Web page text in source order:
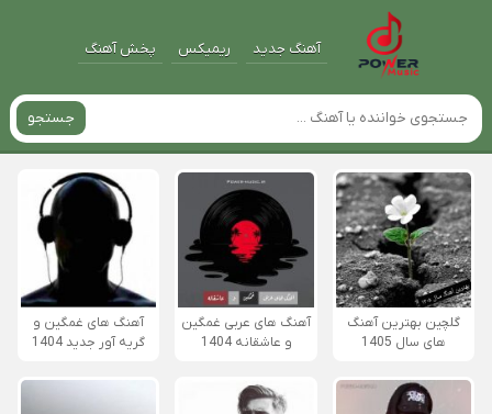
آهنگ جدید ریمیکس پخش آهنگ
جستجو
گلچین بهترین آهنگ
های سال 1405
آهنگ های عربی غمگین
و عاشقانه 1404
آهنگ های غمگین و
گریه آور جدید 1404